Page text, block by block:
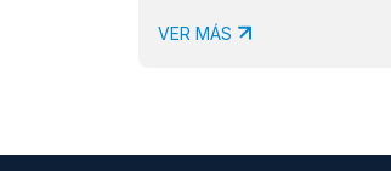
VER MÁS